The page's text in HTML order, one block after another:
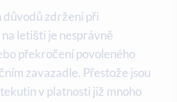
důvodů zdržení při
letišti je nesprávně
překročení povoleného
zavazadle. Přestože jsou
v platnosti již mnoho